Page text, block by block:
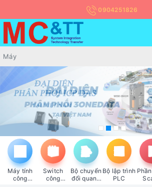
0904251826
Máy tính
công
Switch
công
Bộ chuyển
đổi quang
Bộ lập trình
PLC